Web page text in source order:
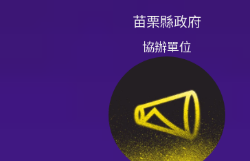
套票、團票或兩廳
信用卡爭議款退款
席）與優惠方案無
準）。 - 若有票務
苗栗縣政府
協辦單位